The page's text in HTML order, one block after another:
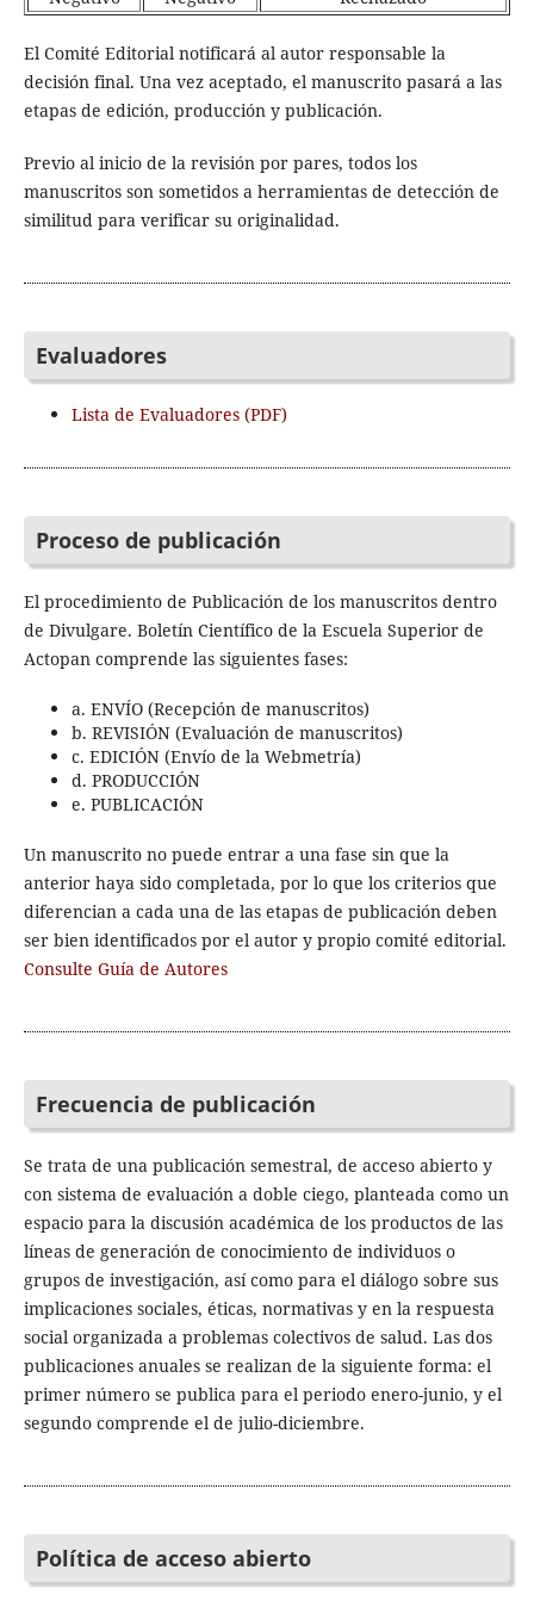
El Comité Editorial notificará al autor responsable la
decisión final. Una vez aceptado, el manuscrito pasará a las
etapas de edición, producción y publicación.
Previo al inicio de la revisión por pares, todos los
manuscritos son sometidos a herramientas de detección de
similitud para verificar su originalidad.
Evaluadores
Lista de Evaluadores (PDF)
Proceso de publicación
El procedimiento de Publicación de los manuscritos dentro
de Divulgare. Boletín Científico de la Escuela Superior de
Actopan comprende las siguientes fases:
a. ENVÍO (Recepción de manuscritos)
b. REVISIÓN (Evaluación de manuscritos)
c. EDICIÓN (Envío de la Webmetría)
d. PRODUCCIÓN
e. PUBLICACIÓN
Un manuscrito no puede entrar a una fase sin que la
anterior haya sido completada, por lo que los criterios que
diferencian a cada una de las etapas de publicación deben
ser bien identificados por el autor y propio comité editorial.
Consulte Guía de Autores
Frecuencia de publicación
Se trata de una publicación semestral, de acceso abierto y
con sistema de evaluación a doble ciego, planteada como un
espacio para la discusión académica de los productos de las
líneas de generación de conocimiento de individuos o
grupos de investigación, así como para el diálogo sobre sus
implicaciones sociales, éticas, normativas y en la respuesta
social organizada a problemas colectivos de salud. Las dos
publicaciones anuales se realizan de la siguiente forma: el
primer número se publica para el periodo enero-junio, y el
segundo comprende el de julio-diciembre.
Política de acceso abierto